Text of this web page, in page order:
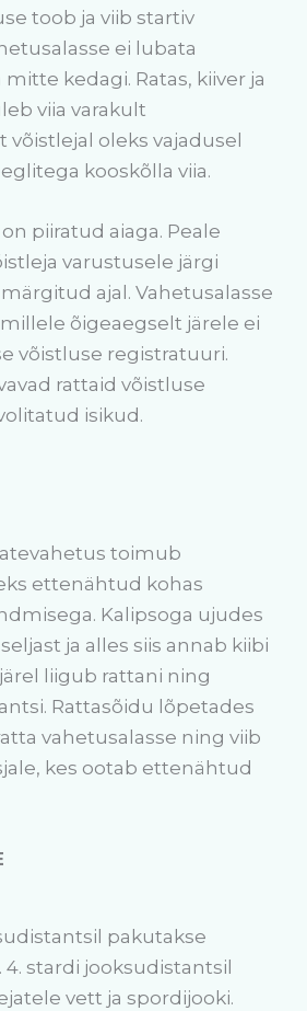
toob ja viib startiv
ei lubata
kedagi. Ratas, kiiver ja
viia varakult
võistlejal oleks vajadusel
kooskõlla viia.
piiratud aiaga. Peale
varustusele järgi
ajal. Vahetusalasse
õigeaegselt järele ei
võistluse registratuuri.
rattaid võistluse
isikud.
toimub
ettenähtud kohas
Kalipsoga ujudes
ja alles siis annab kiibi
liigub rattani ning
Rattasõidu lõpetades
vahetusalasse ning viib
kes ootab ettenähtud
pakutakse
stardi jooksudistantsil
vett ja spordijooki.